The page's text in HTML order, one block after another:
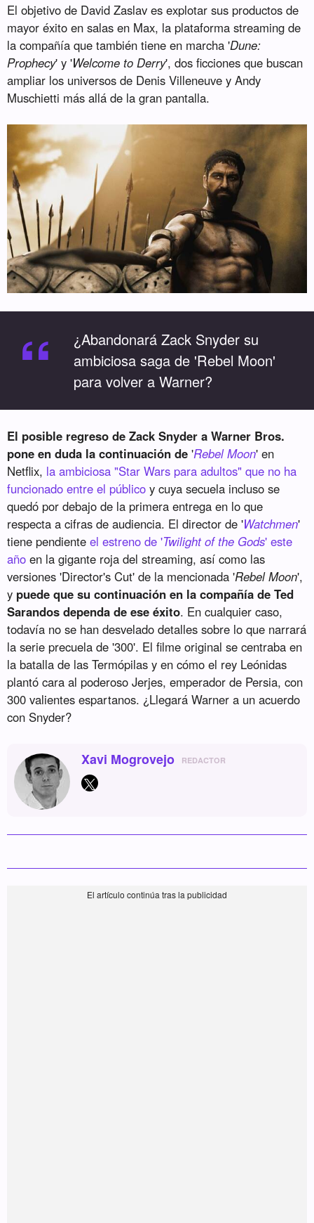
El objetivo de David Zaslav es explotar sus productos de
mayor éxito en salas en Max, la plataforma streaming de
la compañía que también tiene en marcha 'Dune:
Prophecy' y 'Welcome to Derry', dos ficciones que buscan
ampliar los universos de Denis Villeneuve y Andy
Muschietti más allá de la gran pantalla.
“
¿Abandonará Zack Snyder su
ambiciosa saga de 'Rebel Moon'
para volver a Warner?
El posible regreso de Zack Snyder a Warner Bros.
pone en duda la continuación de 'Rebel Moon' en
Netflix, la ambiciosa "Star Wars para adultos" que no ha
funcionado entre el público y cuya secuela incluso se
quedó por debajo de la primera entrega en lo que
respecta a cifras de audiencia. El director de 'Watchmen'
tiene pendienteel estreno de 'Twilight of the Gods' este
año en la gigante roja del streaming, así como las
versiones 'Director's Cut' de la mencionada 'Rebel Moon',
y puede que su continuación en la compañía de Ted
Sarandos dependa de ese éxito. En cualquier caso,
todavía no se han desvelado detalles sobre lo que narrará
la serie precuela de '300'. El filme original se centraba en
la batalla de las Termópilas y en cómo el rey Leónidas
plantó cara al poderoso Jerjes, emperador de Persia, con
300 valientes espartanos. ¿Llegará Warner a un acuerdo
con Snyder?
Xavi Mogrovejo REDACTOR